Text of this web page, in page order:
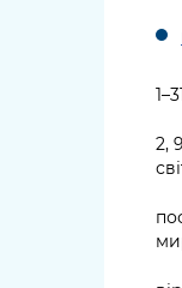
2,